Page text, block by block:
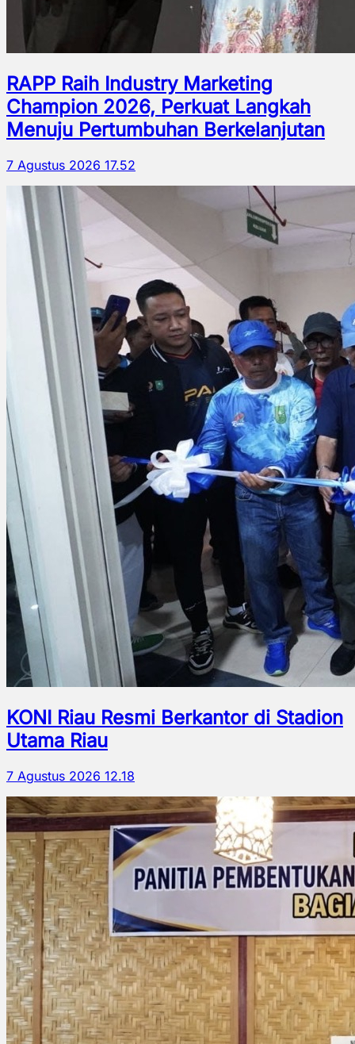
RAPP Raih Industry Marketing
Champion 2026, Perkuat Langkah
Menuju Pertumbuhan Berkelanjutan
7 Agustus 2026 17.52
KONI Riau Resmi Berkantor di Stadion
Utama Riau
7 Agustus 2026 12.18